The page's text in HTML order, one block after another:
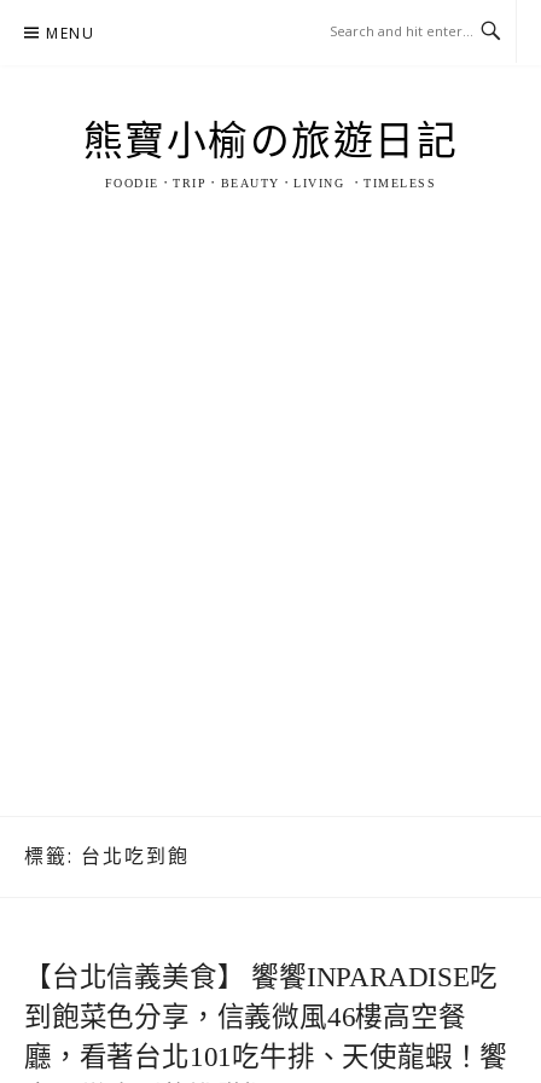
MENU
熊寶小榆の旅遊日記
FOODIE．TRIP．BEAUTY．LIVING ．TIMELESS
標籤: 台北吃到飽
【台北信義美食】 饗饗INPARADISE吃
到飽菜色分享，信義微風46樓高空餐
廳，看著台北101吃牛排、天使龍蝦！饗